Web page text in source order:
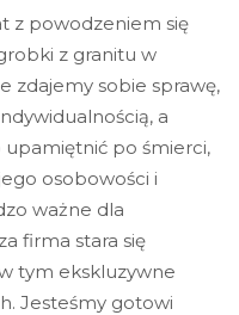
z powodzeniem się
z granitu w
zdajemy sobie sprawę,
a
po śmierci,
osobowości i
ważne dla
firma stara się
tym ekskluzywne
Jesteśmy gotowi